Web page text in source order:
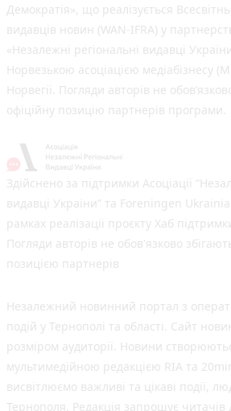
Демократія», що реалізується
видавців новин (WAN-IFRA) у
«Незалежні регіональні видавці
Норвезькою асоціацією медіабізнесу
Норвегії. Погляди авторів не
офіційну позицію партнерів програми.
Здійснено за підтримки Асоціації
видавці України” та Foreningen
рамках реалізації проєкту Хаб
Погляди авторів не обов'язково
позицією партнерів
Незалежний новинний портал з
подій у Тернополі та області. Сайт
розміром аудиторії. Новини
мультимедійною редакцією RIA та
висвітлюємо важливі та цікаві події,
Тернополя. Редакція запрошує читачів